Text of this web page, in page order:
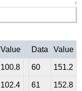
↑
Value Data Value
100.8 60 151.2
102.4 61 152.8